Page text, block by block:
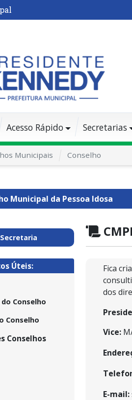
Acesso Rápido Secretarias
Municipais Conselho
Municipal da Pessoa Idosa
Úteis:
Conselho
Conselho
Conselhos
Fica
dos
Vice:
E-mail: